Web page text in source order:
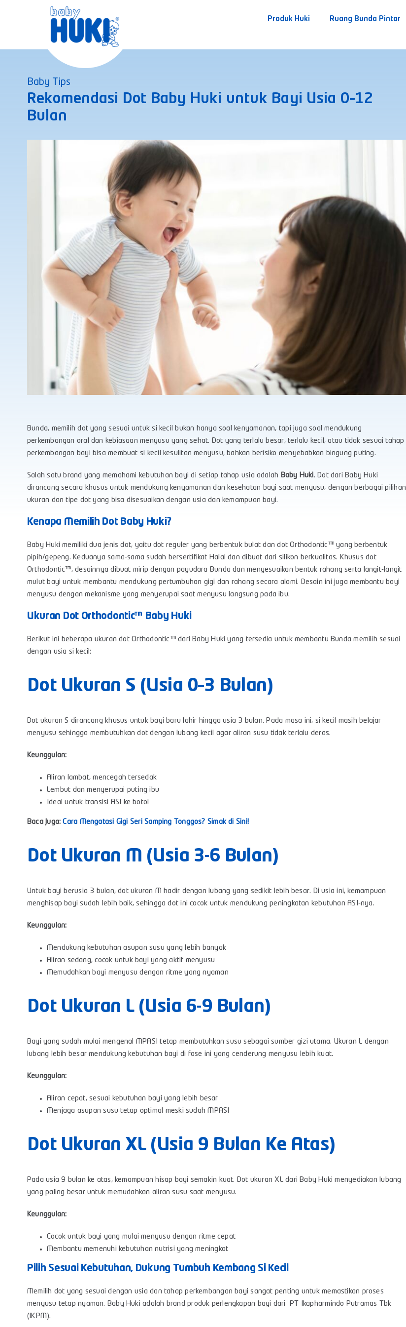
Produk Huki Ruang Bunda Pintar
Baby Tips
Rekomendasi Dot Baby Huki untuk Bayi Usia 0–12
Bulan
Bunda, memilih dot yang sesuai untuk si kecil bukan hanya soal kenyamanan, tapi juga soal mendukung
perkembangan oral dan kebiasaan menyusu yang sehat. Dot yang terlalu besar, terlalu kecil, atau tidak sesuai tahap
perkembangan bayi bisa membuat si kecil kesulitan menyusu, bahkan berisiko menyebabkan bingung puting.
Salah satu brand yang memahami kebutuhan bayi di setiap tahap usia adalah Baby Huki. Dot dari Baby Huki
dirancang secara khusus untuk mendukung kenyamanan dan kesehatan bayi saat menyusu, dengan berbagai pilihan
ukuran dan tipe dot yang bisa disesuaikan dengan usia dan kemampuan bayi.
Kenapa Memilih Dot Baby Huki?
Baby Huki memiliki dua jenis dot, yaitu dot reguler yang berbentuk bulat dan dot Orthodontic™ yang berbentuk
pipih/gepeng. Keduanya sama-sama sudah bersertifikat Halal dan dibuat dari silikon berkualitas. Khusus dot
Orthodontic™, desainnya dibuat mirip dengan payudara Bunda dan menyesuaikan bentuk rahang serta langit-langit
mulut bayi untuk membantu mendukung pertumbuhan gigi dan rahang secara alami. Desain ini juga membantu bayi
menyusu dengan mekanisme yang menyerupai saat menyusu langsung pada ibu.
Ukuran Dot Orthodontic™ Baby Huki
Berikut ini beberapa ukuran dot Orthodontic™ dari Baby Huki yang tersedia untuk membantu Bunda memilih sesuai
dengan usia si kecil:
Dot Ukuran S (Usia 0–3 Bulan)
Dot ukuran S dirancang khusus untuk bayi baru lahir hingga usia 3 bulan. Pada masa ini, si kecil masih belajar
menyusu sehingga membutuhkan dot dengan lubang kecil agar aliran susu tidak terlalu deras.
Keunggulan:
Aliran lambat, mencegah tersedak
Lembut dan menyerupai puting ibu
Ideal untuk transisi ASI ke botol
Baca Juga:Cara Mengatasi Gigi Seri Samping Tonggos? Simak di Sini!
Dot Ukuran M (Usia 3-6 Bulan)
Untuk bayi berusia 3 bulan, dot ukuran M hadir dengan lubang yang sedikit lebih besar. Di usia ini, kemampuan
menghisap bayi sudah lebih baik, sehingga dot ini cocok untuk mendukung peningkatan kebutuhan ASI-nya.
Keunggulan:
Mendukung kebutuhan asupan susu yang lebih banyak
Aliran sedang, cocok untuk bayi yang aktif menyusu
Memudahkan bayi menyusu dengan ritme yang nyaman
Dot Ukuran L (Usia 6-9 Bulan)
Bayi yang sudah mulai mengenal MPASI tetap membutuhkan susu sebagai sumber gizi utama. Ukuran L dengan
lubang lebih besar mendukung kebutuhan bayi di fase ini yang cenderung menyusu lebih kuat.
Keunggulan:
Aliran cepat, sesuai kebutuhan bayi yang lebih besar
Menjaga asupan susu tetap optimal meski sudah MPASI
Dot Ukuran XL (Usia 9 Bulan Ke Atas)
Pada usia 9 bulan ke atas, kemampuan hisap bayi semakin kuat. Dot ukuran XL dari Baby Huki menyediakan lubang
yang paling besar untuk memudahkan aliran susu saat menyusu.
Keunggulan:
Cocok untuk bayi yang mulai menyusu dengan ritme cepat
Membantu memenuhi kebutuhan nutrisi yang meningkat
Pilih Sesuai Kebutuhan, Dukung Tumbuh Kembang Si Kecil
Memilih dot yang sesuai dengan usia dan tahap perkembangan bayi sangat penting untuk memastikan proses
menyusu tetap nyaman. Baby Huki adalah brand produk perlengkapan bayi dari PT Ikapharmindo Putramas Tbk
(IKPM).